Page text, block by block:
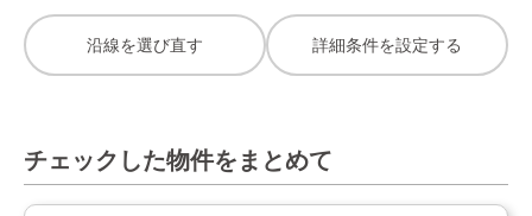
沿線を選び直す 詳細条件を設定する
チェックした物件をまとめて